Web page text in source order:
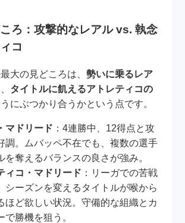
ろ：攻撃的なレアル vs. 執念
コ
大の見どころは、勢いに乗るレア
タイトルに飢えるアトレティコの
にぶつかり合うかという点です。
マドリード ：4連勝中、12得点と攻
調。ムバッペ不在でも、複数の選手
を奪えるバランスの良さが強み。
ィコ・マドリード ：リーガでの苦戦
シーズンを変えるタイトルが喉から
ほど欲しい状況。守備的な組織とカ
で勝機を狙う。